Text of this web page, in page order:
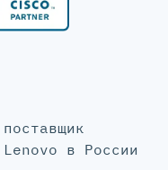
в России